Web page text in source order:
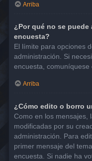
Arriba
¿Por qué no se
encuesta?
El límite para opciones
administración. Si
encuesta, comuníquese
Arriba
¿Cómo edito o borro
Como en los mensajes,
modificadas por su
administración. Para
primer mensaje del
encuesta. Si nadie ha